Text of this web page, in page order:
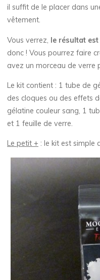
il suffit de le placer dans
vêtement.
Vous verrez, le résultat
donc ! Vous pourrez faire
avez un morceau de verre
Le kit contient : 1 tube de
des cloques ou des effets
gélatine couleur sang, 1
et 1 feuille de verre.
Le petit + : le kit est simple